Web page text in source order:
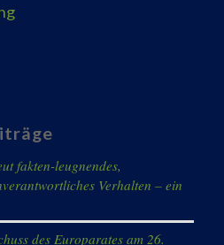
fakten-leugnendes,
Verhalten – ein
des Europarates am 26.